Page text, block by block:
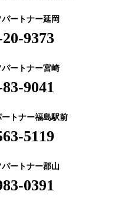
ートナー延岡
9373
ートナー宮崎
9041
トナー福島駅前
5119
ートナー郡山
0391